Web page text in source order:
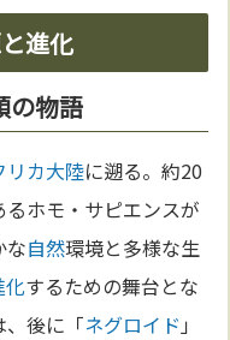
進化
の物語
リカ大陸に遡る。約20
ホモ・サピエンスが
な自然環境と多様な生
化するための舞台とな
、後に「ネグロイド 」